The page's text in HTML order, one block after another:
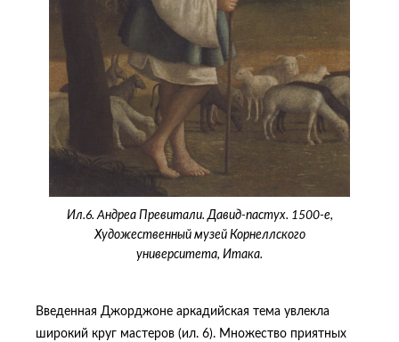
Ил.6. Aндреа Превитали. Давид-пастух. 1500-е,
Художественный музей Корнеллского
университета, Итака.
Введенная Джорджоне аркадийская тема увлекла
широкий круг мастеров (ил. 6). Множество приятных